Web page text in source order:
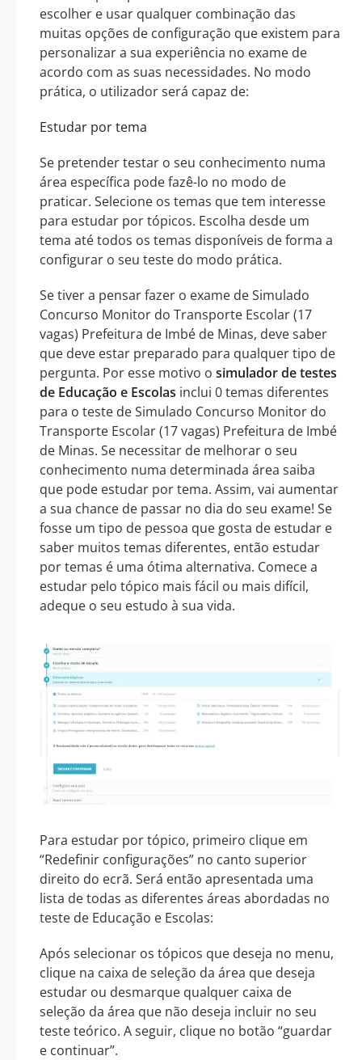
escolher e usar qualquer combinação das
muitas opções de configuração que existem para
personalizar a sua experiência no exame de
acordo com as suas necessidades. No modo
prática, o utilizador será capaz de:
Estudar por tema
Se pretender testar o seu conhecimento numa
área específica pode fazê-lo no modo de
praticar. Selecione os temas que tem interesse
para estudar por tópicos. Escolha desde um
tema até todos os temas disponíveis de forma a
configurar o seu teste do modo prática.
Se tiver a pensar fazer o exame de Simulado
Concurso Monitor do Transporte Escolar (17
vagas) Prefeitura de Imbé de Minas, deve saber
que deve estar preparado para qualquer tipo de
pergunta. Por esse motivo o simulador de testes
de Educação e Escolas inclui 0 temas diferentes
para o teste de Simulado Concurso Monitor do
Transporte Escolar (17 vagas) Prefeitura de Imbé
de Minas. Se necessitar de melhorar o seu
conhecimento numa determinada área saiba
que pode estudar por tema. Assim, vai aumentar
a sua chance de passar no dia do seu exame! Se
fosse um tipo de pessoa que gosta de estudar e
saber muitos temas diferentes, então estudar
por temas é uma ótima alternativa. Comece a
estudar pelo tópico mais fácil ou mais difícil,
adeque o seu estudo à sua vida.
Para estudar por tópico, primeiro clique em
“Redefinir configurações” no canto superior
direito do ecrã. Será então apresentada uma
lista de todas as diferentes áreas abordadas no
teste de Educação e Escolas:
Após selecionar os tópicos que deseja no menu,
clique na caixa de seleção da área que deseja
estudar ou desmarque qualquer caixa de
seleção da área que não deseja incluir no seu
teste teórico. A seguir, clique no botão “guardar
e continuar”.